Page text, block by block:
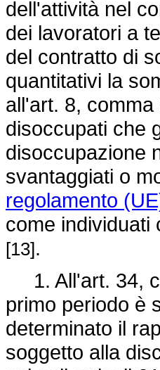
dell'attività nel
dei lavoratori a
del contratto di
quantitativi la
all'art. 8, comma
disoccupati che
disoccupazione
svantaggiati o
regolamento
come individuati
[13].
1. All'art. 34,
primo periodo è
determinato il
soggetto alla